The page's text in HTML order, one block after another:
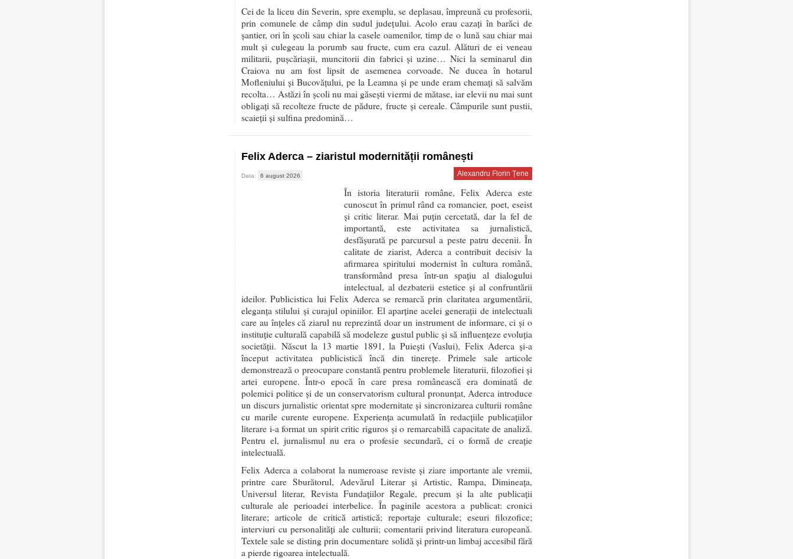
Cei de la liceu din Severin, spre exemplu, se deplasau, împreună cu profesorii,
prin comunele de câmp din sudul județului. Acolo erau cazați în barăci de
șantier, ori în școli sau chiar la casele oamenilor, timp de o lună sau chiar mai
mult și culegeau la porumb sau fructe, cum era cazul. Alături de ei veneau
militarii, pușcăriașii, muncitorii din fabrici și uzine… Nici la seminarul din
Craiova nu am fost lipsit de asemenea corvoade. Ne ducea în hotarul
Mofleniului și Bucovățului, pe la Leamna și pe unde eram chemați să salvăm
recolta… Astăzi în școli nu mai găsești viermi de mătase, iar elevii nu mai sunt
obligați să recolteze fructe de pădure, fructe și cereale. Câmpurile sunt pustii,
scaieții și sulfina predomină…
Felix Aderca – ziaristul modernității românești
Data: 6 august 2026 Alexandru Florin Țene
În istoria literaturii române, Felix Aderca este
cunoscut în primul rând ca romancier, poet, eseist
și critic literar. Mai puțin cercetată, dar la fel de
importantă, este activitatea sa jurnalistică,
desfășurată pe parcursul a peste patru decenii. În
calitate de ziarist, Aderca a contribuit decisiv la
afirmarea spiritului modernist în cultura română,
transformând presa într-un spațiu al dialogului
intelectual, al dezbaterii estetice și al confruntării
ideilor. Publicistica lui Felix Aderca se remarcă prin claritatea argumentării,
eleganța stilului și curajul opiniilor. El aparține acelei generații de intelectuali
care au înțeles că ziarul nu reprezintă doar un instrument de informare, ci și o
instituție culturală capabilă să modeleze gustul public și să influențeze evoluția
societății. Născut la 13 martie 1891, la Puiești (Vaslui), Felix Aderca și-a
început activitatea publicistică încă din tinerețe. Primele sale articole
demonstrează o preocupare constantă pentru problemele literaturii, filozofiei și
artei europene. Într-o epocă în care presa românească era dominată de
polemici politice și de un conservatorism cultural pronunțat, Aderca introduce
un discurs jurnalistic orientat spre modernitate și sincronizarea culturii române
cu marile curente europene. Experiența acumulată în redacțiile publicațiilor
literare i-a format un spirit critic riguros și o remarcabilă capacitate de analiză.
Pentru el, jurnalismul nu era o profesie secundară, ci o formă de creație
intelectuală.
Felix Aderca a colaborat la numeroase reviste și ziare importante ale vremii,
printre care Sburătorul, Adevărul Literar și Artistic, Rampa, Dimineața,
Universul literar, Revista Fundațiilor Regale, precum și la alte publicații
culturale ale perioadei interbelice. În paginile acestora a publicat: cronici
literare; articole de critică artistică; reportaje culturale; eseuri filozofice;
interviuri cu personalități ale culturii; comentarii privind literatura europeană.
Textele sale se disting prin documentare solidă și printr-un limbaj accesibil fără
a pierde rigoarea intelectuală.